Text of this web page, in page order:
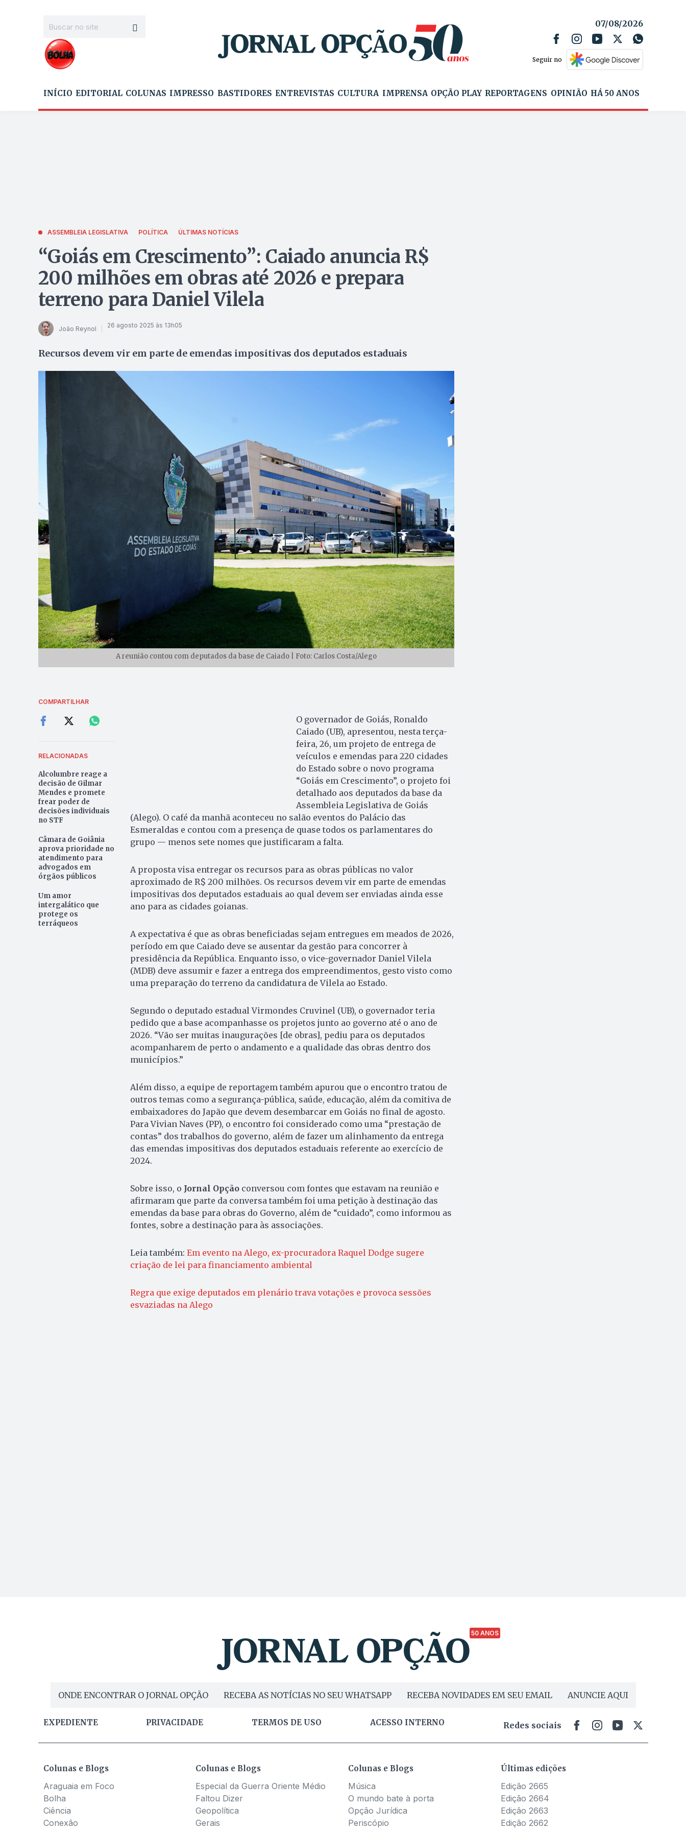
07/08/2026
Seguir no
INÍCIO EDITORIAL COLUNAS IMPRESSO BASTIDORES ENTREVISTAS CULTURA IMPRENSA OPÇÃO PLAY REPORTAGENS OPINIÃO HÁ 50 ANOS
ASSEMBLEIA LEGISLATIVA POLÍTICA ÚLTIMAS NOTÍCIAS
“Goiás em Crescimento”: Caiado anuncia R$
200 milhões em obras até 2026 e prepara
terreno para Daniel Vilela
João Reynol 26 agosto 2025 às 13h05
Recursos devem vir em parte de emendas impositivas dos deputados estaduais
A reunião contou com deputados da base de Caiado | Foto: Carlos Costa/Alego
COMPARTILHAR
RELACIONADAS
Alcolumbre reage a
decisão de Gilmar
Mendes e promete
frear poder de
decisões individuais
no STF
Câmara de Goiânia
aprova prioridade no
atendimento para
advogados em
órgãos públicos
Um amor
intergalático que
protege os
terráqueos
O governador de Goiás, Ronaldo
Caiado (UB), apresentou, nesta terça-
feira, 26, um projeto de entrega de
veículos e emendas para 220 cidades
do Estado sobre o novo programa
“Goiás em Crescimento”, o projeto foi
detalhado aos deputados da base da
Assembleia Legislativa de Goiás
(Alego). O café da manhã aconteceu no salão eventos do Palácio das
Esmeraldas e contou com a presença de quase todos os parlamentares do
grupo — menos sete nomes que justificaram a falta.
A proposta visa entregar os recursos para as obras públicas no valor
aproximado de R$ 200 milhões. Os recursos devem vir em parte de emendas
impositivas dos deputados estaduais ao qual devem ser enviadas ainda esse
ano para as cidades goianas.
A expectativa é que as obras beneficiadas sejam entregues em meados de 2026,
período em que Caiado deve se ausentar da gestão para concorrer à
presidência da República. Enquanto isso, o vice-governador Daniel Vilela
(MDB) deve assumir e fazer a entrega dos empreendimentos, gesto visto como
uma preparação do terreno da candidatura de Vilela ao Estado.
Segundo o deputado estadual Virmondes Cruvinel (UB), o governador teria
pedido que a base acompanhasse os projetos junto ao governo até o ano de
2026. “Vão ser muitas inaugurações [de obras], pediu para os deputados
acompanharem de perto o andamento e a qualidade das obras dentro dos
municípios.”
Além disso, a equipe de reportagem também apurou que o encontro tratou de
outros temas como a segurança-pública, saúde, educação, além da comitiva de
embaixadores do Japão que devem desembarcar em Goiás no final de agosto.
Para Vivian Naves (PP), o encontro foi considerado como uma “prestação de
contas” dos trabalhos do governo, além de fazer um alinhamento da entrega
das emendas impositivas dos deputados estaduais referente ao exercício de
2024.
Sobre isso, o Jornal Opçãoconversou com fontes que estavam na reunião e
afirmaram que parte da conversa também foi uma petição à destinação das
emendas da base para obras do Governo, além de “cuidado”, como informou as
fontes, sobre a destinação para às associações.
Leia também: Em evento na Alego, ex-procuradora Raquel Dodge sugere
criação de lei para financiamento ambiental
Regra que exige deputados em plenário trava votações e provoca sessões
esvaziadas na Alego
50 ANOS
ONDE ENCONTRAR O JORNAL OPÇÃO RECEBA AS NOTÍCIAS NO SEU WHATSAPP RECEBA NOVIDADES EM SEU EMAIL ANUNCIE AQUI
EXPEDIENTE PRIVACIDADE TERMOS DE USO ACESSO INTERNO Redes sociais
Colunas e Blogs
Araguaia em Foco
Bolha
Ciência
Conexão
Colunas e Blogs
Especial da Guerra Oriente Médio
Faltou Dizer
Geopolítica
Gerais
Colunas e Blogs
Música
O mundo bate à porta
Opção Jurídica
Periscópio
Últimas edições
Edição 2665
Edição 2664
Edição 2663
Edição 2662